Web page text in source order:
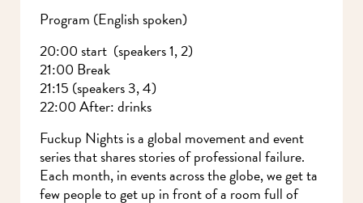
Program (English spoken)
20:00 start (speakers 1, 2)
21:00 Break
21:15 (speakers 3, 4)
22:00 After: drinks
Fuckup Nights is a global movement and event
series that shares stories of professional failure.
Each month, in events across the globe, we get ta
few people to get up in front of a room full of